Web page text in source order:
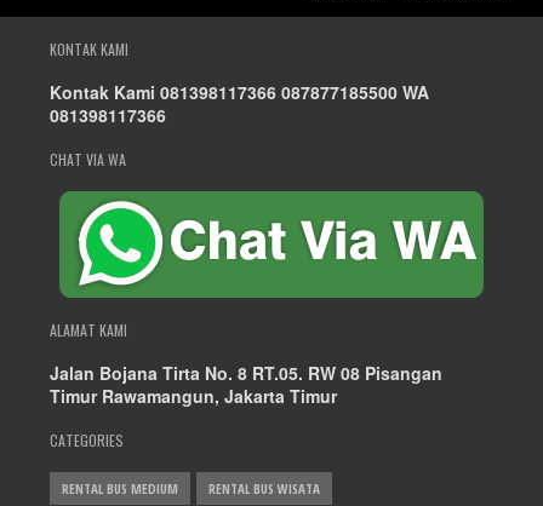
KONTAK KAMI
Kontak Kami 081398117366 087877185500 WA
081398117366
CHAT VIA WA
ALAMAT KAMI
Jalan Bojana Tirta No. 8 RT.05. RW 08 Pisangan
Timur Rawamangun, Jakarta Timur
CATEGORIES
RENTAL BUS MEDIUM RENTAL BUS WISATA